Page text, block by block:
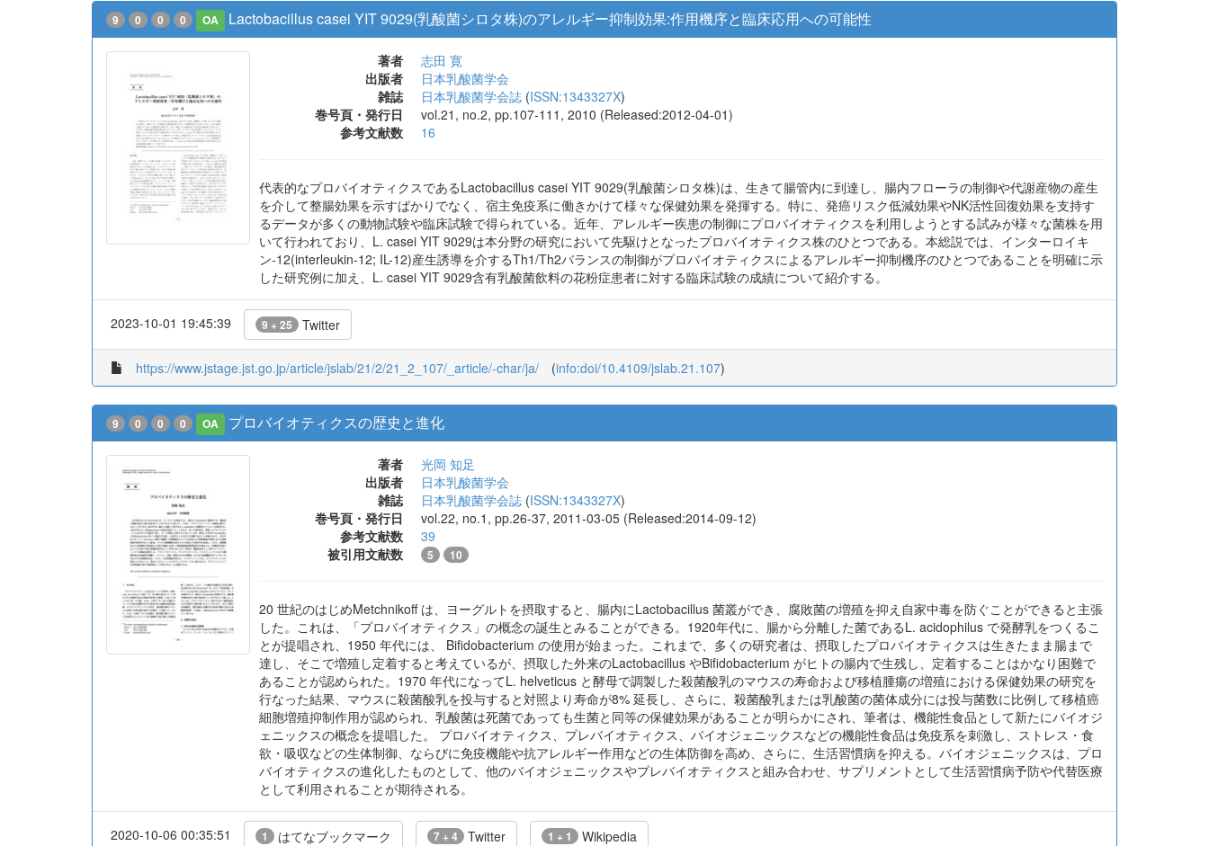
9 0 0 0 OA Lactobacillus casei YIT 9029(乳酸菌シロタ株)のアレルギー抑制効果:作用機序と臨床応用への可能性
著者
志田 寛
出版者
日本乳酸菌学会
雑誌
日本乳酸菌学会誌 (ISSN:1343327X)
巻号頁・発行日
vol.21, no.2, pp.107-111, 2010 (Released:2012-04-01)
参考文献数
16
代表的なプロバイオティクスであるLactobacillus casei YIT 9029(乳酸菌シロタ株)は、生きて腸管内に到達し、腸内フローラの制御や代謝産物の産生
を介して整腸効果を示すばかりでなく、宿主免疫系に働きかけて様々な保健効果を発揮する。特に、発癌リスク低減効果やNK活性回復効果を支持す
るデータが多くの動物試験や臨床試験で得られている。近年、アレルギー疾患の制御にプロバイオティクスを利用しようとする試みが様々な菌株を用
いて行われており、L. casei YIT 9029は本分野の研究において先駆けとなったプロバイオティクス株のひとつである。本総説では、インターロイキ
ン-12(interleukin-12; IL-12)産生誘導を介するTh1/Th2バランスの制御がプロバイオティクスによるアレルギー抑制機序のひとつであることを明確に示
した研究例に加え、L. casei YIT 9029含有乳酸菌飲料の花粉症患者に対する臨床試験の成績について紹介する。
2023-10-01 19:45:39 9 + 25 Twitter
https://www.jstage.jst.go.jp/article/jslab/21/2/21_2_107/_article/-char/ja/ (info:doi/10.4109/jslab.21.107)
9 0 0 0 OA プロバイオティクスの歴史と進化
著者
光岡 知足
出版者
日本乳酸菌学会
雑誌
日本乳酸菌学会誌 (ISSN:1343327X)
巻号頁・発行日
vol.22, no.1, pp.26-37, 2011-03-05 (Released:2014-09-12)
参考文献数
39
被引用文献数
5 10
20 世紀のはじめMetchnikoff は、ヨーグルトを摂取すると、腸内にLactobacillus 菌叢ができ、腐敗菌の増殖を抑え自家中毒を防ぐことができると主張
した。これは、「プロバイオティクス」の概念の誕生とみることができる。1920年代に、腸から分離した菌であるL. acidophilus で発酵乳をつくるこ
とが提唱され、1950 年代には、 Bifidobacterium の使用が始まった。これまで、多くの研究者は、摂取したプロバイオティクスは生きたまま腸まで
達し、そこで増殖し定着すると考えているが、摂取した外来のLactobacillus やBifidobacterium がヒトの腸内で生残し、定着することはかなり困難で
あることが認められた。1970 年代になってL. helveticus と酵母で調製した殺菌酸乳のマウスの寿命および移植腫瘍の増殖における保健効果の研究を
行なった結果、マウスに殺菌酸乳を投与すると対照より寿命が8% 延長し、さらに、殺菌酸乳または乳酸菌の菌体成分には投与菌数に比例して移植癌
細胞増殖抑制作用が認められ、乳酸菌は死菌であっても生菌と同等の保健効果があることが明らかにされ、筆者は、機能性食品として新たにバイオジ
ェニックスの概念を提唱した。 プロバイオティクス、プレバイオティクス、バイオジェニックスなどの機能性食品は免疫系を刺激し、ストレス・食
欲・吸収などの生体制御、ならびに免疫機能や抗アレルギー作用などの生体防御を高め、さらに、生活習慣病を抑える。バイオジェニックスは、プロ
バイオティクスの進化したものとして、他のバイオジェニックスやプレバイオティクスと組み合わせ、サプリメントとして生活習慣病予防や代替医療
として利用されることが期待される。
2020-10-06 00:35:51 1 はてなブックマーク 7 + 4 Twitter 1 + 1 Wikipedia